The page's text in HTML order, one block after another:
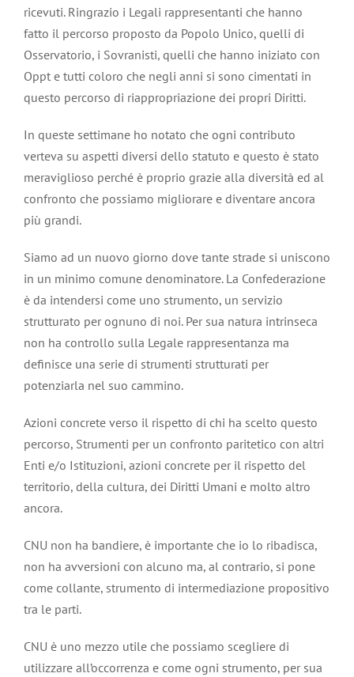
ricevuti. Ringrazio i Legali rappresentanti che hanno
fatto il percorso proposto da Popolo Unico, quelli di
Osservatorio, i Sovranisti, quelli che hanno iniziato con
Oppt e tutti coloro che negli anni si sono cimentati in
questo percorso di riappropriazione dei propri Diritti.
In queste settimane ho notato che ogni contributo
verteva su aspetti diversi dello statuto e questo è stato
meraviglioso perché è proprio grazie alla diversità ed al
confronto che possiamo migliorare e diventare ancora
più grandi.
Siamo ad un nuovo giorno dove tante strade si uniscono
in un minimo comune denominatore. La Confederazione
è da intendersi come uno strumento, un servizio
strutturato per ognuno di noi. Per sua natura intrinseca
non ha controllo sulla Legale rappresentanza ma
definisce una serie di strumenti strutturati per
potenziarla nel suo cammino.
Azioni concrete verso il rispetto di chi ha scelto questo
percorso, Strumenti per un confronto paritetico con altri
Enti e/o Istituzioni, azioni concrete per il rispetto del
territorio, della cultura, dei Diritti Umani e molto altro
ancora.
CNU non ha bandiere, è importante che io lo ribadisca,
non ha avversioni con alcuno ma, al contrario, si pone
come collante, strumento di intermediazione propositivo
tra le parti.
CNU è uno mezzo utile che possiamo scegliere di
utilizzare all’occorrenza e come ogni strumento, per sua